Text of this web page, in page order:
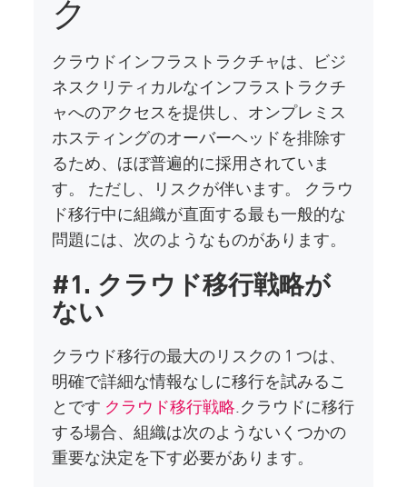
ク
クラウドインフラストラクチャは、ビジ
ネスクリティカルなインフラストラクチ
ャへのアクセスを提供し、オンプレミス
ホスティングのオーバーヘッドを排除す
るため、ほぼ普遍的に採用されていま
す。 ただし、リスクが伴います。 クラウ
ド移行中に組織が直面する最も一般的な
問題には、次のようなものがあります。
#1. クラウド移行戦略が
ない
クラウド移行の最大のリスクの 1 つは、
明確で詳細な情報なしに移行を試みるこ
とです クラウド移行戦略.クラウドに移行
する場合、組織は次のようないくつかの
重要な決定を下す必要があります。